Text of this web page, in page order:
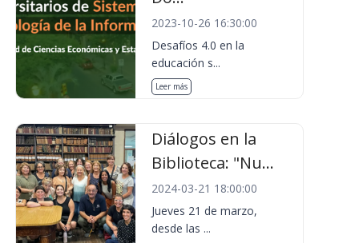
2023-10-26 16:30:00
Desafíos 4.0 en la
educación s...
Leer más
Diálogos en la
Biblioteca: "Nu...
2024-03-21 18:00:00
Jueves 21 de marzo,
desde las ...